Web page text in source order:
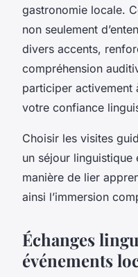
gastronomie locale.
non seulement
divers accents,
compréhension
participer activement
votre confiance
Choisir les visites
un séjour linguistique
manière de lier
ainsi l’immersion
Échanges
événements